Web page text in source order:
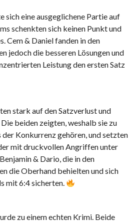
sich eine ausgeglichene Partie auf
schenkten sich keinen Punkt und
Cem & Daniel fanden in den
jedoch die besseren Lösungen und
Leistung den ersten Satz
stark auf den Satzverlust und
beiden zeigten, weshalb sie zu
Konkurrenz gehören, und setzten
mit druckvollen Angriffen unter
& Dario, die in den
die Oberhand behielten und sich
mit 6:4 sicherten.
zu einem echten Krimi. Beide